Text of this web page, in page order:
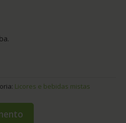
Licores e bebidas mistas